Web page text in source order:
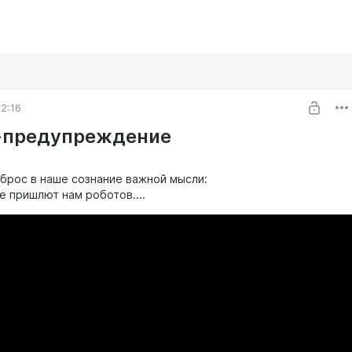
в наше сознание важной мысли:
пришлют нам роботов....